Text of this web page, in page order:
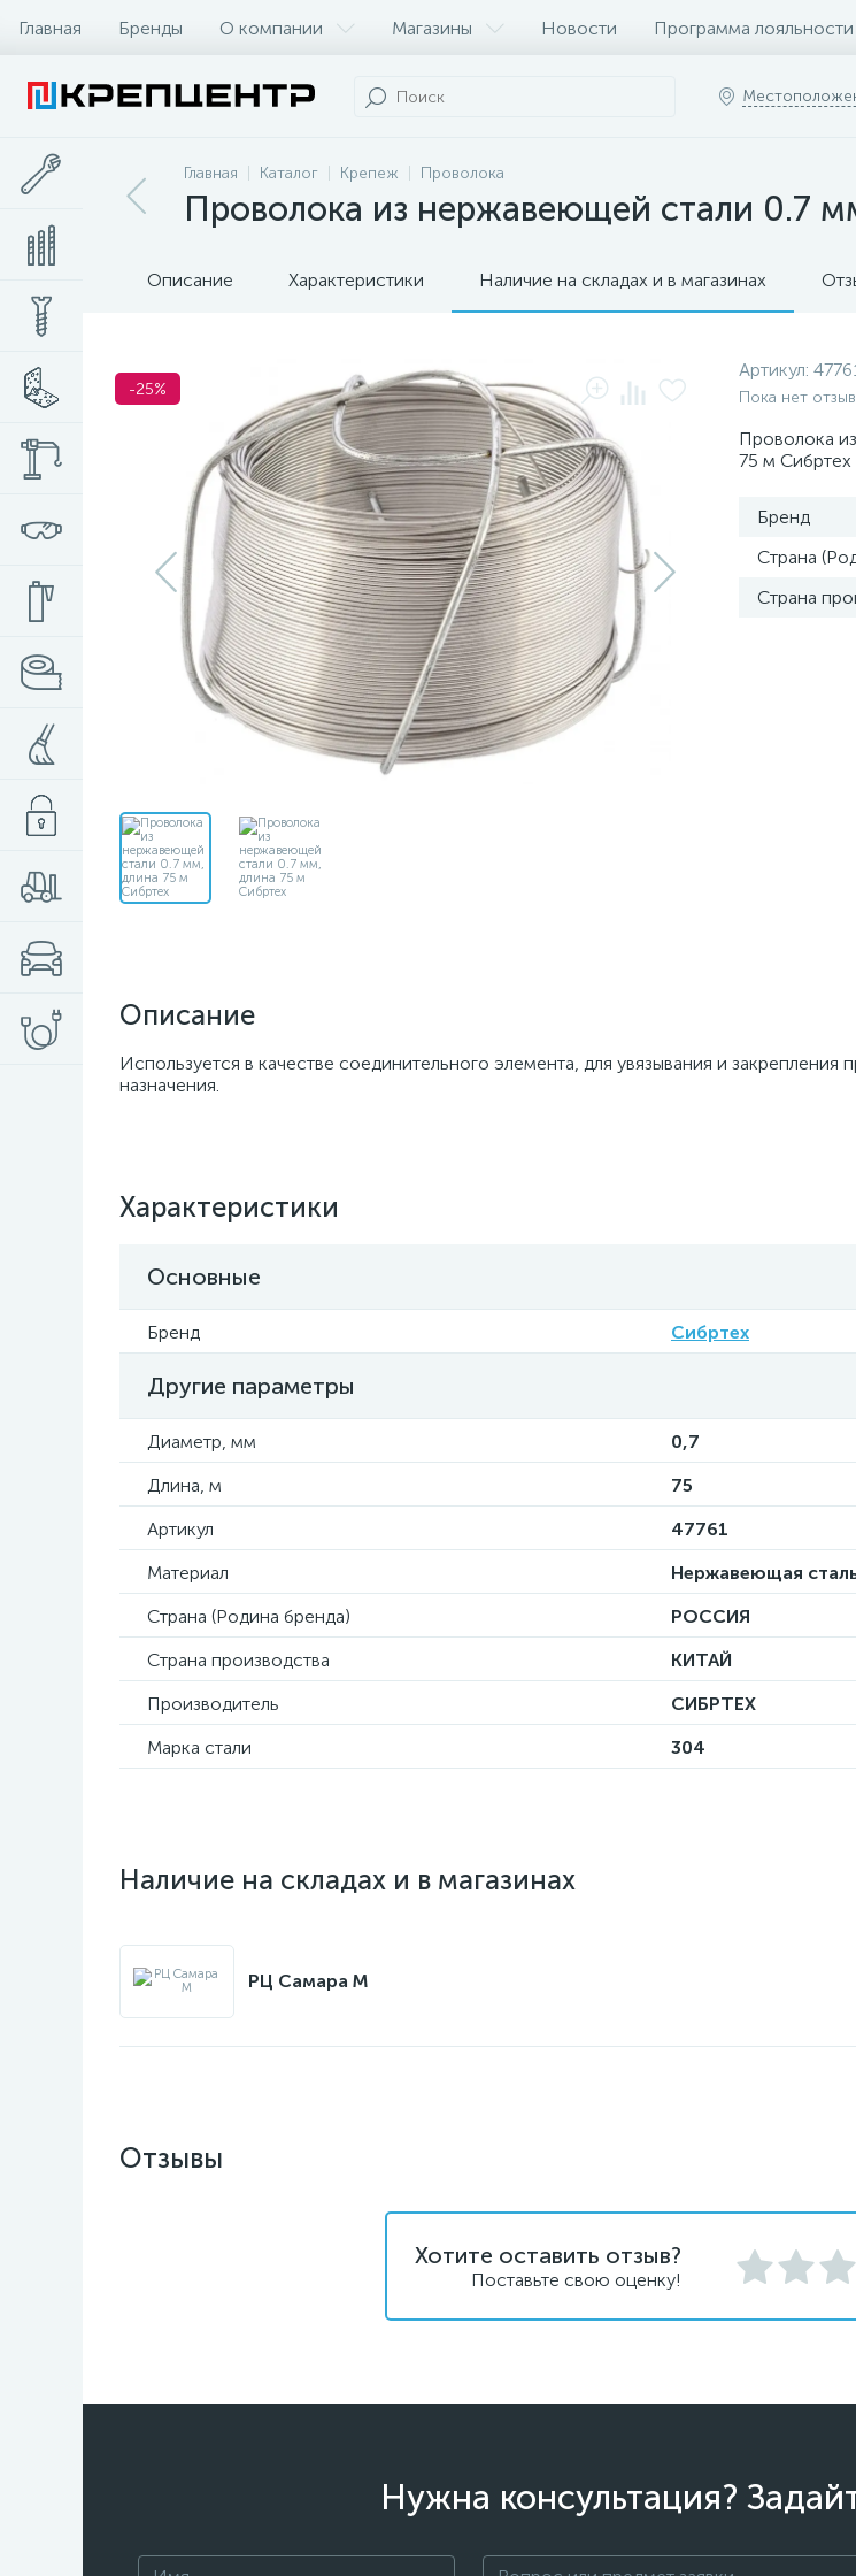
Главная Бренды О компании Магазины Новости Программа лояльности
Главная Каталог Крепеж Проволока
Проволока из нержавеющей стали 0.7
Описание Характеристики Наличие на складах и в магазинах
-25%
Артикул:
Пока нет
Проволока
75 м Сибртех
Бренд
Страна
Страна
Описание
Используется в качестве соединительного элемента, для увязывания и закрепления
назначения.
Характеристики
Основные
Бренд Сибртех
Другие параметры
Диаметр, мм
0,7
Длина, м
75
Артикул
47761
Материал
Нержавеющая
Страна (Родина бренда)
РОССИЯ
Страна производства
КИТАЙ
Производитель
СИБРТЕХ
Марка стали
304
Наличие на складах и в магазинах
РЦ Самара M
Отзывы
Хотите оставить отзыв?
Поставьте свою оценку!
Нужна консультация?